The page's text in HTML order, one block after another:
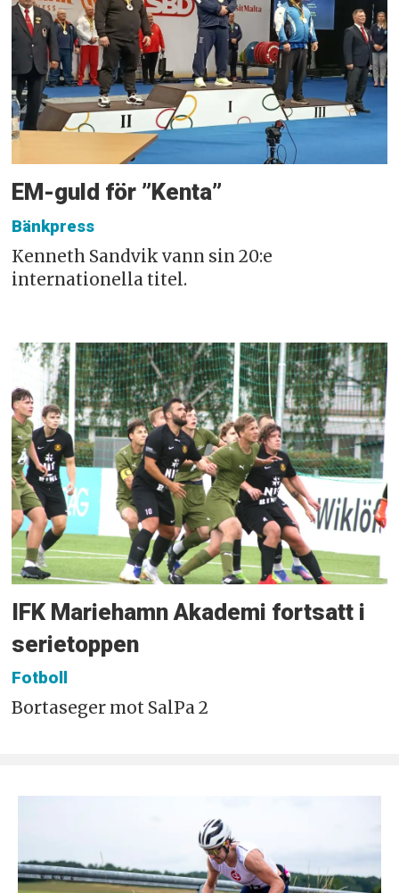
EM-guld för ”Kenta”
Bänkpress
Kenneth Sandvik vann sin 20:e
internationella titel.
IFK Mariehamn Akademi fortsatt i
serietoppen
Fotboll
Bortaseger mot SalPa 2